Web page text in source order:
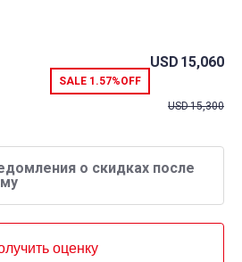
SALE 1.57%OFF
USD 15,060
USD15,300
о скидках после
оценку